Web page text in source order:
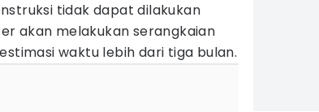
tidak dapat dilakukan
akan melakukan serangkaian
waktu lebih dari tiga bulan.